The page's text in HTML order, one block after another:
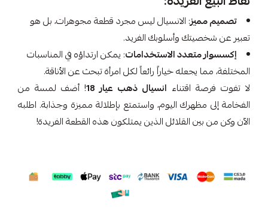
تصميم مميز: الانسيال ليس مجرد قطعة مجوهرات، بل هو
تعبير عن شخصيتك وأسلوبك الفريد.
إكسسوار متعدد الاستخدامات: يمكن ارتداؤه في المناسبات
المختلفة، مما يجعله خياراً رائعاً لكل امرأة تبحث عن الأناقة.
لا تفوت فرصة اقتناء انسيال ذهب عيار 18
! أضف لمسة من
الفخامة إلى مظهرك اليوم، واستمتع بإطلالة مميزة وجذابة. اطلبه
الآن وكن من بين القلائل الذين يمتلكون هذه القطعة الفريدة!